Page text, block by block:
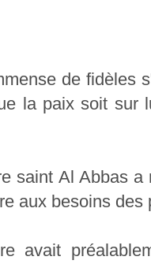
de fidèles
la paix soit sur
saint Al Abbas
aux besoins
avait